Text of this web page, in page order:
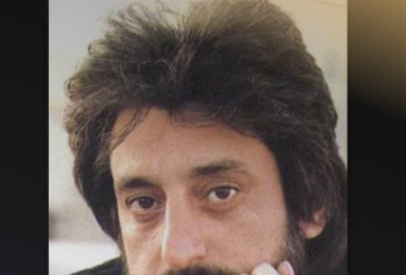
نت و تبلچر
تماس با ما
حساب کاربری